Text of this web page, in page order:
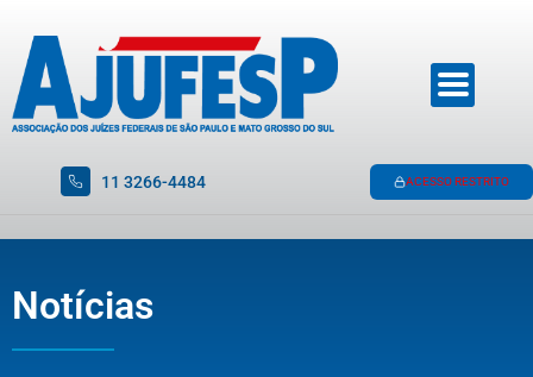
11 3266-4484 ACESSO RESTRITO
Notícias